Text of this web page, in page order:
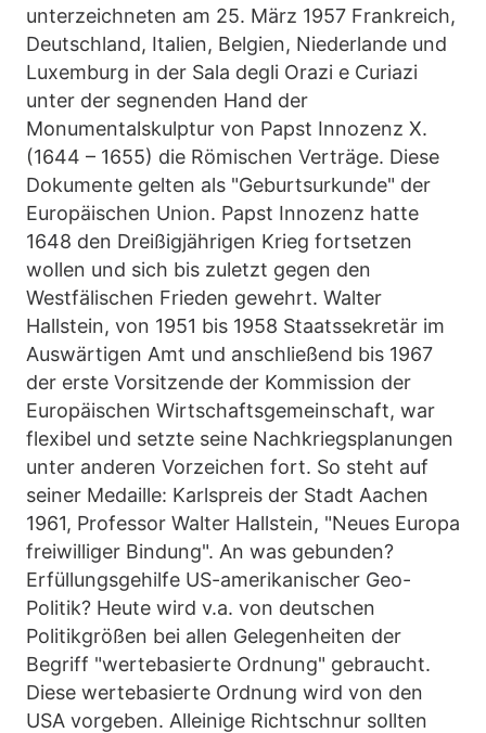
unterzeichneten am 25. März 1957 Frankreich,
Deutschland, Italien, Belgien, Niederlande und
Luxemburg in der Sala degli Orazi e Curiazi
unter der segnenden Hand der
Monumentalskulptur von Papst Innozenz X.
(1644 – 1655) die Römischen Verträge. Diese
Dokumente gelten als "Geburtsurkunde" der
Europäischen Union. Papst Innozenz hatte
1648 den Dreißigjährigen Krieg fortsetzen
wollen und sich bis zuletzt gegen den
Westfälischen Frieden gewehrt. Walter
Hallstein, von 1951 bis 1958 Staatssekretär im
Auswärtigen Amt und anschließend bis 1967
der erste Vorsitzende der Kommission der
Europäischen Wirtschaftsgemeinschaft, war
flexibel und setzte seine Nachkriegsplanungen
unter anderen Vorzeichen fort. So steht auf
seiner Medaille: Karlspreis der Stadt Aachen
1961, Professor Walter Hallstein, "Neues Europa
freiwilliger Bindung". An was gebunden?
Erfüllungsgehilfe US-amerikanischer Geo-
Politik? Heute wird v.a. von deutschen
Politikgrößen bei allen Gelegenheiten der
Begriff "wertebasierte Ordnung" gebraucht.
Diese wertebasierte Ordnung wird von den
USA vorgeben. Alleinige Richtschnur sollten